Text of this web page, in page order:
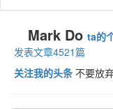
Mark Do ta的
发表文章4521篇
关注我的头条 不要放